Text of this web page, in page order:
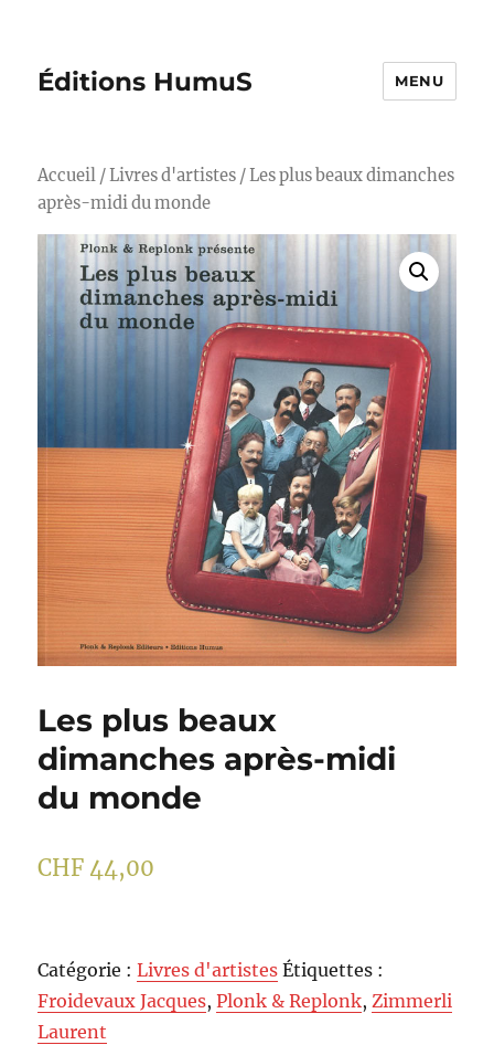
Éditions HumuS MENU
Accueil /Livres d'artistes / Les plus beaux dimanches
après-midi du monde
Les plus beaux
dimanches après-midi
du monde
CHF 44,00
Catégorie :Livres d'artistes Étiquettes :
Froidevaux Jacques,Plonk & Replonk,Zimmerli
Laurent